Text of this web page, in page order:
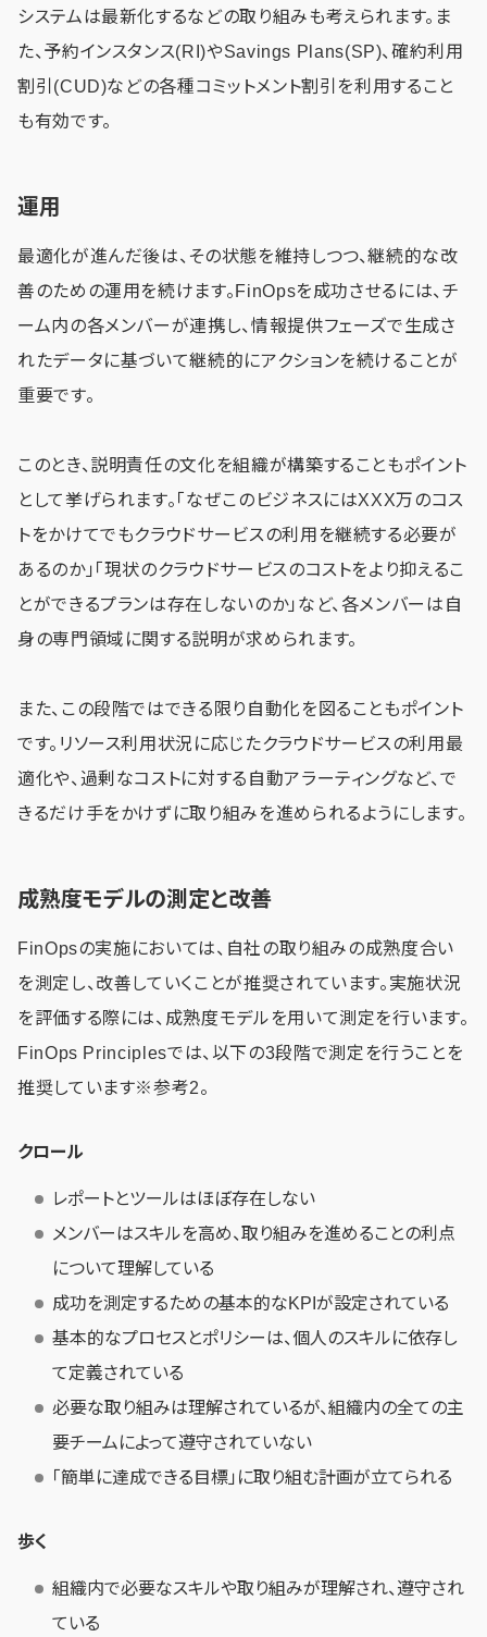
システムは最新化するなどの取り組みも考えられます。ま
た、予約インスタンス(RI)やSavings Plans(SP)、確約利用
割引(CUD)などの各種コミットメント割引を利用すること
も有効です。
運用
最適化が進んだ後は、その状態を維持しつつ、継続的な改
善のための運用を続けます。FinOpsを成功させるには、チ
ーム内の各メンバーが連携し、情報提供フェーズで生成さ
れたデータに基づいて継続的にアクションを続けることが
重要です。
このとき、説明責任の文化を組織が構築することもポイント
として挙げられます。「なぜこのビジネスにはXXX万のコス
トをかけてでもクラウドサービスの利用を継続する必要が
あるのか」「現状のクラウドサービスのコストをより抑えるこ
とができるプランは存在しないのか」など、各メンバーは自
身の専門領域に関する説明が求められます。
また、この段階ではできる限り自動化を図ることもポイント
です。リソース利用状況に応じたクラウドサービスの利用最
適化や、過剰なコストに対する自動アラーティングなど、で
きるだけ手をかけずに取り組みを進められるようにします。
成熟度モデルの測定と改善
FinOpsの実施においては、自社の取り組みの成熟度合い
を測定し、改善していくことが推奨されています。実施状況
を評価する際には、成熟度モデルを用いて測定を行います。
FinOps Principlesでは、以下の3段階で測定を行うことを
推奨しています※参考2。
クロール
レポートとツールはほぼ存在しない
メンバーはスキルを高め、取り組みを進めることの利点
について理解している
成功を測定するための基本的なKPIが設定されている
基本的なプロセスとポリシーは、個人のスキルに依存し
て定義されている
必要な取り組みは理解されているが、組織内の全ての主
要チームによって遵守されていない
「簡単に達成できる目標」に取り組む計画が立てられる
歩く
組織内で必要なスキルや取り組みが理解され、遵守され
ている